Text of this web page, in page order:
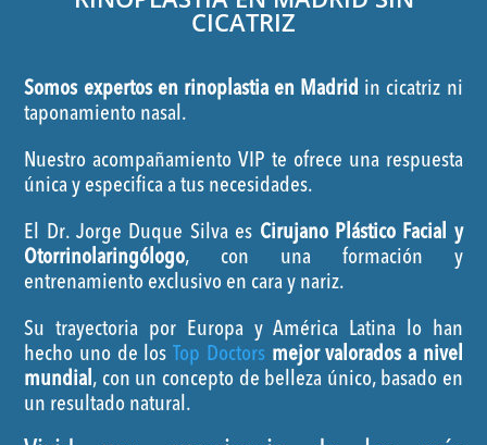
CICATRIZ
Somos expertos en rinoplastia en Madrid in cicatriz ni
taponamiento nasal.
Nuestro acompañamiento VIP te ofrece una respuesta
única y especifica a tus necesidades.
El Dr. Jorge Duque Silva es Cirujano Plástico Facial y
Otorrinolaringólogo, con una formación y
entrenamiento exclusivo en cara y nariz.
Su trayectoria por Europa y América Latina lo han
hecho uno de los Top Doctors mejor valorados a nivel
mundial, con un concepto de belleza único, basado en
un resultado natural.